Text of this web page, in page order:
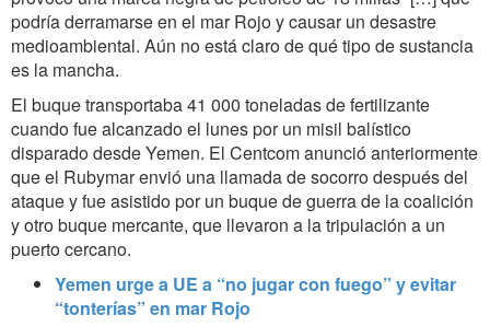
podría derramarse en el mar Rojo y causar un desastre
medioambiental. Aún no está claro de qué tipo de sustancia
es la mancha.
El buque transportaba 41 000 toneladas de fertilizante
cuando fue alcanzado el lunes por un misil balístico
disparado desde Yemen. El Centcom anunció anteriormente
que el Rubymar envió una llamada de socorro después del
ataque y fue asistido por un buque de guerra de la coalición
y otro buque mercante, que llevaron a la tripulación a un
puerto cercano.
Yemen urge a UE a “no jugar con fuego” y evitar
“tonterías” en mar Rojo